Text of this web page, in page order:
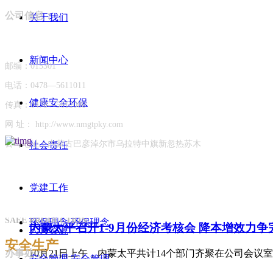
内蒙太平以安全生产承诺签名仪式 正式启动“
넶47 2018-07-26
内蒙太平安全生产“六防”工作 为四季度生产运
四季度以来，为全面贯彻落实集团公司“大干四季度、
开安全生产工作会议，部署各项安全生产工作，明确以
넶103 2015-11-16
内蒙太平召开1-9月份经济考核会 降本增效力
10月21日上午，内蒙太平共计14个部门齐聚在公司会议
HEALTH
SAFETY
网站首页 ꄲ 安全生产
安全生产
环保理念 环保理念
SAFE PRODUCTION
安全生产
关于我们
新闻中心
健康安全环保
社会责任
党建工作
人力资源
公司信息：
邮编：015301
电话：0478—5611011
传真：0478—5611008
网 址： http://www.nmgtpky.com
公司地址：内蒙古巴彦淖尔市乌拉特中旗新忽热苏木
办事处：